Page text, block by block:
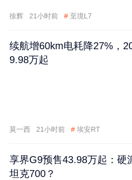
徐辉 21小时前 # 至境L7
续航增60km电耗降27%，
9.98万起
莫一西 21小时前 # 埃安RT
享界G9预售43.98万起：硬
坦克700？